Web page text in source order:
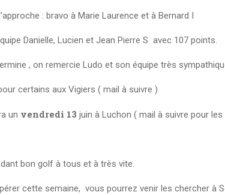
: bravo à Marie Laurence et à Bernard I
Danielle, Lucien et Jean Pierre S avec 107 points.
, on remercie Ludo et son équipe très
certains aux Vigiers ( mail à suivre )
un vendredi 13 juin à Luchon ( mail à suivre pour
bon golf à tous et à très vite.
cette semaine, vous pourrez venir les chercher à